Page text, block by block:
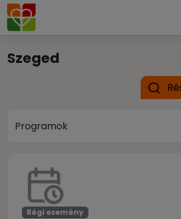
Szeged
Régi esemény